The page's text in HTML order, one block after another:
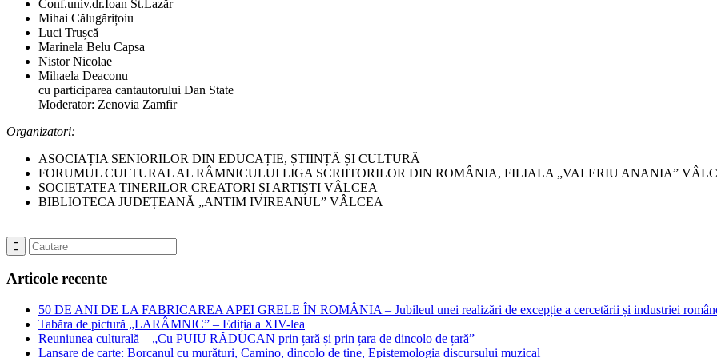
Conf.univ.dr.Ioan St.Lazăr
Mihai Călugărițoiu
Luci Trușcă
Marinela Belu Capsa
Nistor Nicolae
Mihaela Deaconu
cu participarea cantautorului Dan State
Moderator: Zenovia Zamfir
Organizatori:
ASOCIAȚIA SENIORILOR DIN EDUCAȚIE, ȘTIINȚĂ ȘI CULTURĂ
FORUMUL CULTURAL AL RÂMNICULUI LIGA SCRIITORILOR DIN ROMÂNIA, FILIALA „VALERIU ANANIA”
SOCIETATEA TINERILOR CREATORI ȘI ARTIȘTI VÂLCEA
BIBLIOTECA JUDEȚEANĂ „ANTIM IVIREANUL” VÂLCEA
Articole recente
50 DE ANI DE LA FABRICAREA APEI GRELE ÎN ROMÂNIA – Jubileul unei realizări de excepție a cercetării și industriei
Tabăra de pictură „LARÂMNIC” – Ediția a XIV-lea
Reuniunea culturală – „Cu PUIU RĂDUCAN prin țară și prin țara de dincolo de țară”
Lansare de carte: Borcanul cu murături, Camino, dincolo de tine, Epistemologia discursului muzical